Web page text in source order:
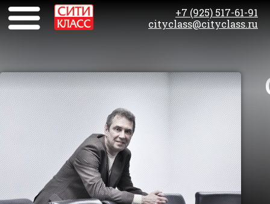
+7 (925) 517-61-91
cityclass@cityclass.ru